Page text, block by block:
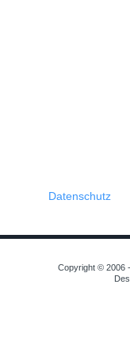
Datenschutz
Copyright © 2006